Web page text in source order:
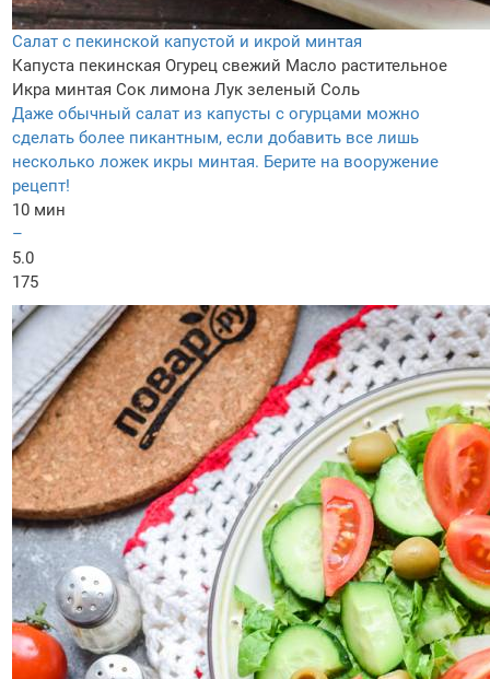
Салат с пекинской капустой и икрой минтая
Капуста пекинская Огурец свежий Масло растительное
Икра минтая Сок лимона Лук зеленый Соль
Даже обычный салат из капусты с огурцами можно
сделать более пикантным, если добавить все лишь
несколько ложек икры минтая. Берите на вооружение
рецепт!
10 мин
–
5.0
175